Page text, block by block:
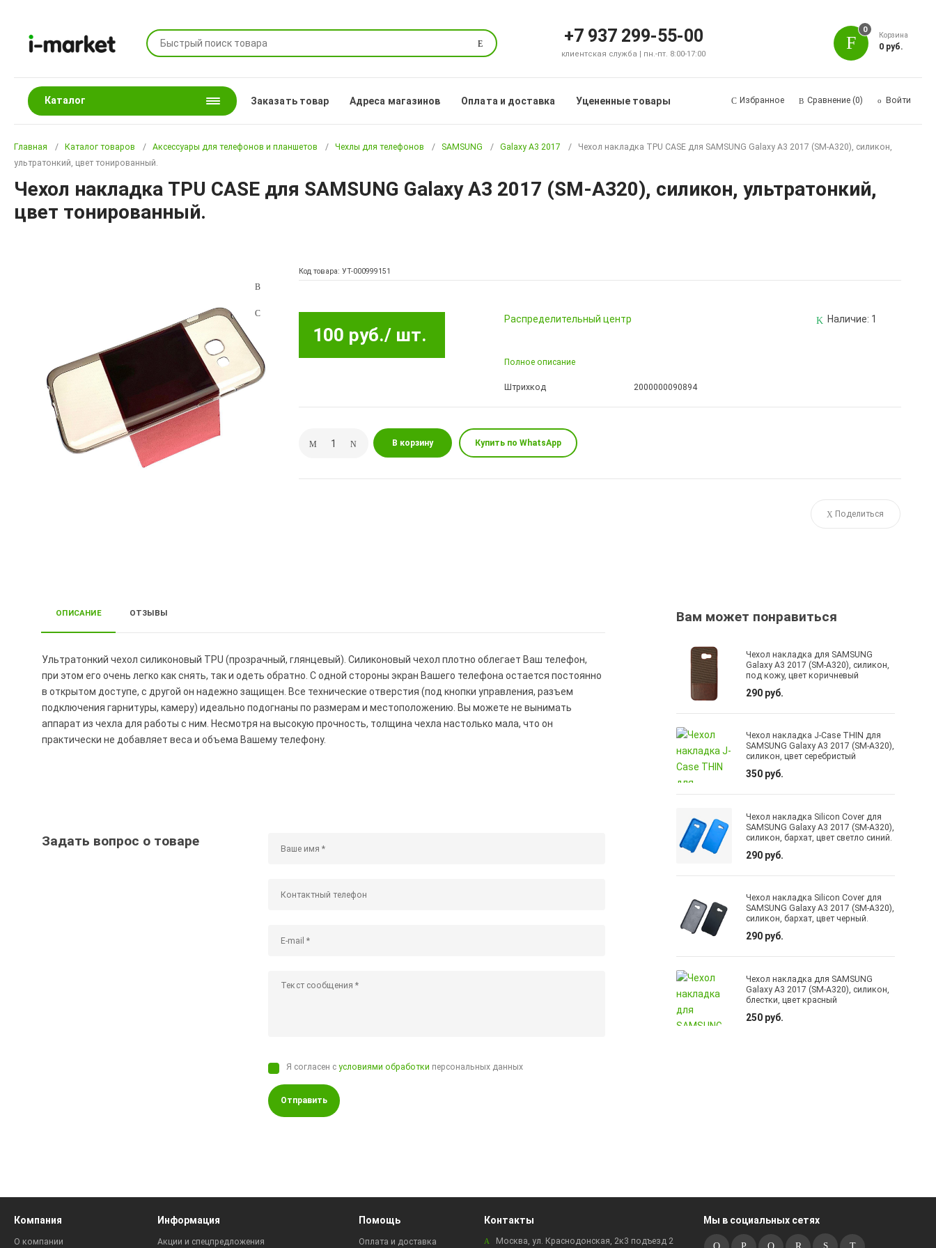
Поиск +7 937 299-55-00
клиентская служба | пн.-пт. 8:00-17:00
0
Корзина
0 руб.
Каталог Заказать товар Адреса магазинов Оплата и доставка Уцененные товары Избранное Сравнение (0) Войти
Главная Каталог товаров Аксессуары для телефонов и планшетов Чехлы для телефонов SAMSUNG Galaxy A3 2017
Чехол накладка TPU CASE для SAMSUNG Galaxy A3 2017 (SM-A320), силикон,
ультратонкий, цвет тонированный.
Чехол накладка TPU CASE для SAMSUNG Galaxy A3 2017 (SM-A320), силикон, ультратонкий,
цвет тонированный.
Код товара: УТ-000999151
100 руб./ шт.
Pаспределительный центр Наличие: 1
Полное описание
Штрихкод 2000000090894
В корзину Купить по WhatsApp
Поделиться
ОПИСАНИЕ ОТЗЫВЫ
Ультратонкий чехол силиконовый TPU (прозрачный, глянцевый). Силиконовый чехол плотно облегает Ваш телефон,
при этом его очень легко как снять, так и одеть обратно. С одной стороны экран Вашего телефона остается постоянно
в открытом доступе, с другой он надежно защищен. Все технические отверстия (под кнопки управления, разъем
подключения гарнитуры, камеру) идеально подогнаны по размерам и местоположению. Вы можете не вынимать
аппарат из чехла для работы с ним. Несмотря на высокую прочность, толщина чехла настолько мала, что он
практически не добавляет веса и объема Вашему телефону.
Задать вопрос о товаре
Я согласен сусловиями обработки персональных данных
Отправить
Вам может понравиться
Чехол накладка для SAMSUNG
Galaxy A3 2017 (SM-A320), силикон,
под кожу, цвет коричневый
290 руб.
Чехол накладка J-Case THIN для
SAMSUNG Galaxy A3 2017 (SM-A320),
силикон, цвет серебристый
350 руб.
Чехол накладка Silicon Cover для
SAMSUNG Galaxy A3 2017 (SM-A320),
силикон, бархат, цвет светло синий.
290 руб.
Чехол накладка Silicon Cover для
SAMSUNG Galaxy A3 2017 (SM-A320),
силикон, бархат, цвет черный.
290 руб.
Чехол накладка для SAMSUNG
Galaxy A3 2017 (SM-A320), силикон,
блестки, цвет красный
250 руб.
Компания
О компании
Информация
Акции и спецпредложения
Помощь
Оплата и доставка
Контакты
Москва, ул. Краснодонская, 2к3 подъезд 2
Мы в социальных сетях